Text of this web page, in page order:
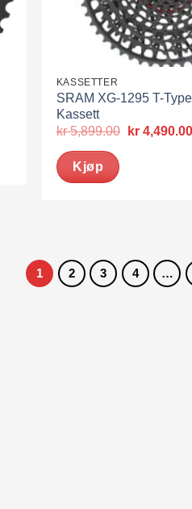
KASSETTER
SRAM XG-1295 T-
Kassett
kr5,899.00 Opprinnelig
kr4,490.00
Kjøp
1 2 3 4 …